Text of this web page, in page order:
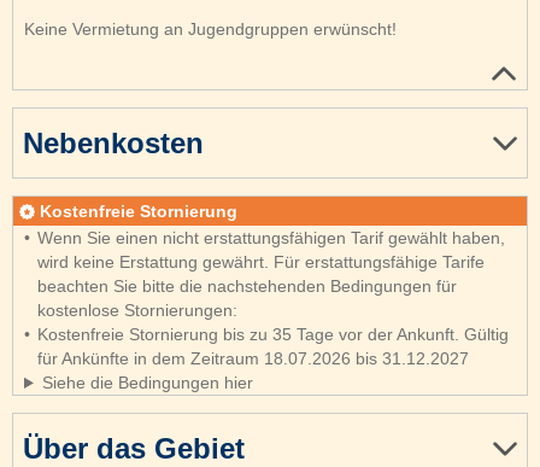
Keine Vermietung an Jugendgruppen erwünscht!
Über das Gebiet
Nebenkosten
Kostenfreie Stornierung
Wenn Sie einen nicht erstattungsfähigen Tarif gewählt haben,
wird keine Erstattung gewährt. Für erstattungsfähige Tarife
beachten Sie bitte die nachstehenden Bedingungen für
kostenlose Stornierungen:
Kostenfreie Stornierung bis zu 35 Tage vor der Ankunft. Gültig
für Ankünfte in dem Zeitraum 18.07.2026 bis 31.12.2027
Siehe die Bedingungen hier